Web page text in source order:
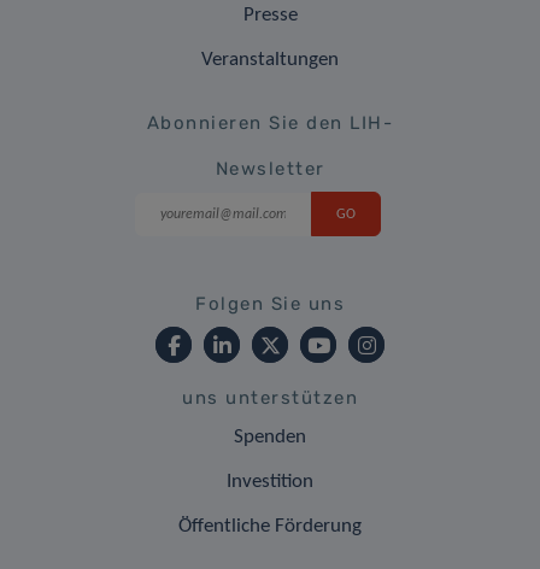
Presse
Veranstaltungen
Abonnieren Sie den LIH-
Newsletter
Folgen Sie uns
uns unterstützen
Spenden
Investition
Öffentliche Förderung